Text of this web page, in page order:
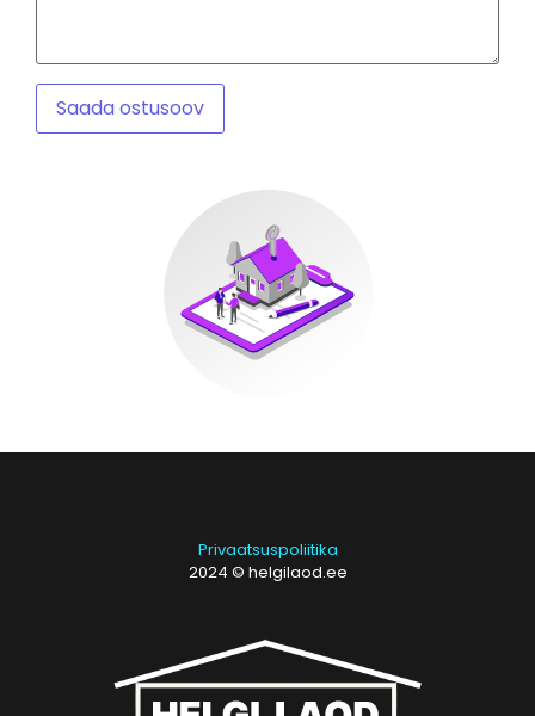
Privaatsuspoliitika
2024 © helgilaod.ee